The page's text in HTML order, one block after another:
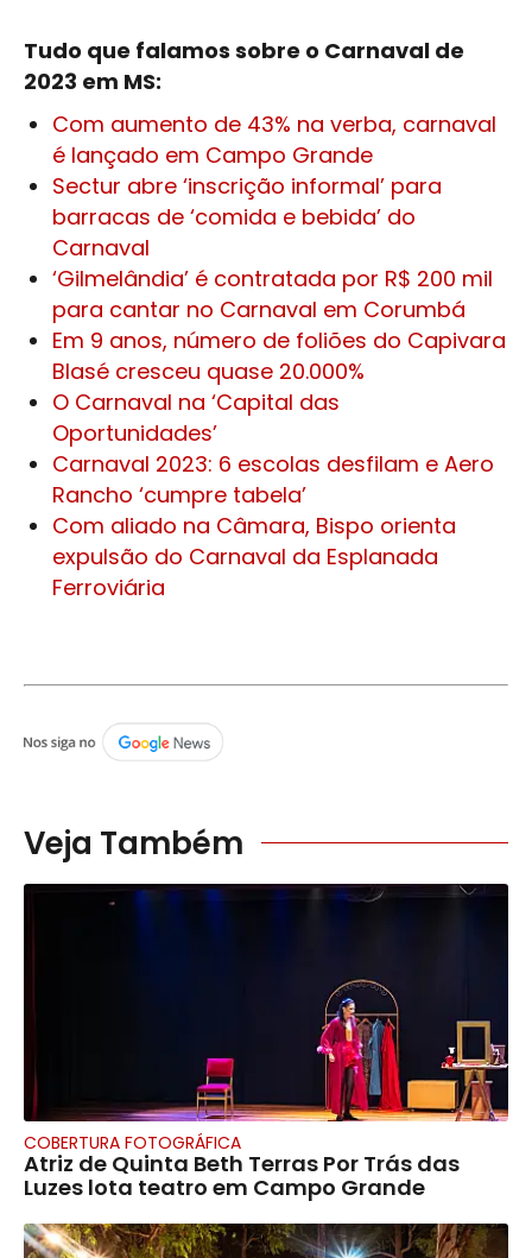
Tudo que falamos sobre o Carnaval de
2023 em MS:
Com aumento de 43% na verba, carnaval
é lançado em Campo Grande
Sectur abre ‘inscrição informal’ para
barracas de ‘comida e bebida’ do
Carnaval
‘Gilmelândia’ é contratada por R$ 200 mil
para cantar no Carnaval em Corumbá
Em 9 anos, número de foliões do Capivara
Blasé cresceu quase 20.000%
O Carnaval na ‘Capital das
Oportunidades’
Carnaval 2023: 6 escolas desfilam e Aero
Rancho ‘cumpre tabela’
Com aliado na Câmara, Bispo orienta
expulsão do Carnaval da Esplanada
Ferroviária
Veja Também
COBERTURA FOTOGRÁFICA
Atriz de Quinta Beth Terras Por Trás das
Luzes lota teatro em Campo Grande